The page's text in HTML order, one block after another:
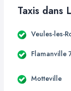
Taxis dans
Veules-les-
Flamanville
Motteville